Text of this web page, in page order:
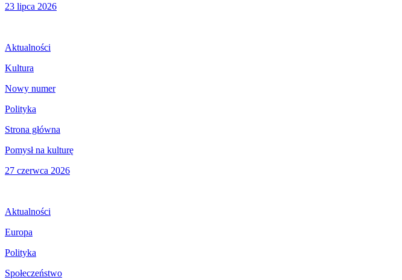
23 lipca 2026
Aktualności
Kultura
Nowy numer
Polityka
Strona główna
Pomysł na kulturę
27 czerwca 2026
Aktualności
Europa
Polityka
Społeczeństwo